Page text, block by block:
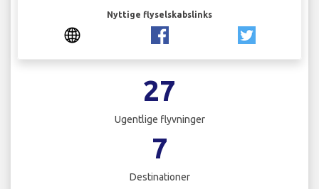
Nyttige flyselskabslinks
27
Ugentlige flyvninger
7
Destinationer